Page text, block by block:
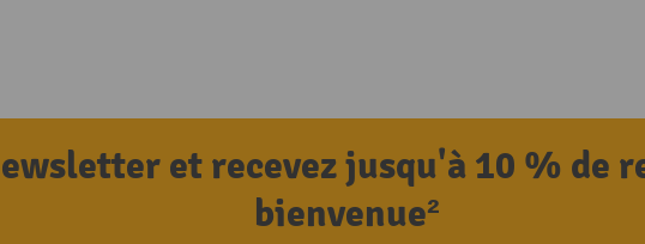
et recevez jusqu'à 10 % de
bienvenue²